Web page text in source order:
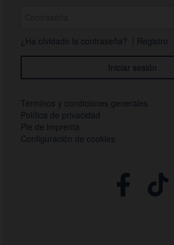
¿Ha olvidado la contraseña? Registro
Términos y condiciones generales
Política de privacidad
Pie de imprenta
Configuración de cookies